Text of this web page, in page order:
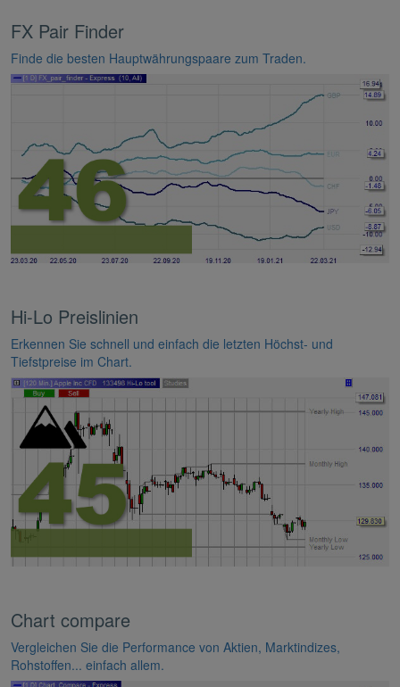
FX Pair Finder
Finde die besten Hauptwährungspaare zum Traden.
Hi-Lo Preislinien
Erkennen Sie schnell und einfach die letzten Höchst- und
Tiefstpreise im Chart.
Chart compare
Vergleichen Sie die Performance von Aktien, Marktindizes,
Rohstoffen... einfach allem.